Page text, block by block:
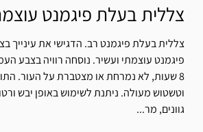
צללית בעלת פיגמנט
צללית בעלת פיגמנט רב. הדגישי את עינייך
פיגמנט עוצמתי ועשיר. נוסחה רוויה בצבע
8 שעות, לא נמרחת או מצטברת על העור.
וטשטוש מעולה. ניתנת לשימוש באופן יבש
גוונים, מר...